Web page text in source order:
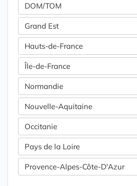
DOM/TOM
Grand Est
Hauts-de-France
Île-de-France
Normandie
Nouvelle-Aquitaine
Occitanie
Pays de la Loire
Provence-Alpes-Côte-D'Azur